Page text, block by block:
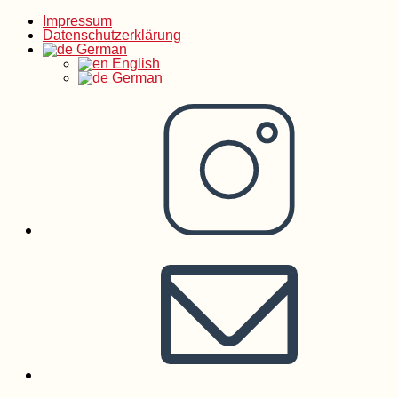
Zum
Impressum
Datenschutzerklärung
German
English
German